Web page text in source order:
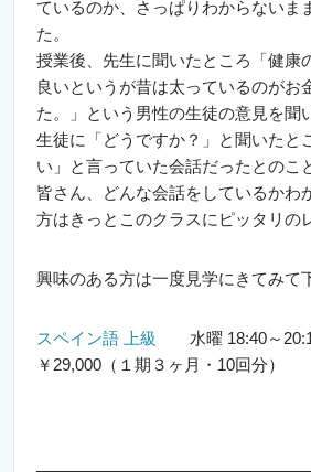
ているのか、さっぱりわからないま
た。
授業後、先生に聞いたところ「健康
良いというが昔は太っているのがお
た。」という男性の生徒の意見を聞
生徒に「どうですか？」と聞いたと
い」と言っていた会話だったとのこ
皆さん、どんな会話をしているかわ
方はきっとこのクラスにピッタリの
興味のある方は一度見学にきてみて
スペイン語 上級
水曜 18:40～
￥29,000（１期３ヶ月・10回分）